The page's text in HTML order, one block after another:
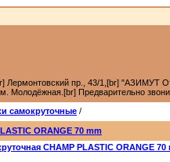
Лермонтовский пр., 43/1,[br] "АЗИМУТ
Молодёжная.[br] Предварительно
самокруточные /
ORANGE 70 mm
CHAMP PLASTIC ORANGE 70